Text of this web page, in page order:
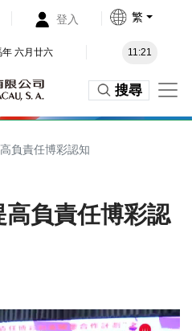
登入 繁
年 六月廿六 11:21
搜尋
負責任博彩認知
高負責任博彩認